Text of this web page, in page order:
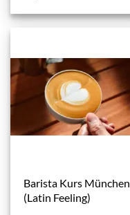
Barista Kurs München
(Latin Feeling)